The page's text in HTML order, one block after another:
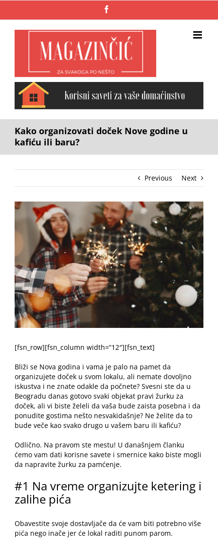
Kako organizovati doček Nove godine u
kafiću ili baru?
Previous Next
View
Larger
[fsn_row][fsn_column width=“12″][fsn_text]
Bliži se Nova godina i vama je palo na pamet da
organizujete doček u svom lokalu, ali nemate dovoljno
iskustva i ne znate odakle da počnete? Svesni ste da u
Beogradu danas gotovo svaki objekat pravi žurku za
doček, ali vi biste želeli da vaša bude zaista posebna i da
ponudite gostima nešto nesvakidašnje? Ne želite da to
bude veče kao svako drugo u vašem baru ili kafiću?
Odlično. Na pravom ste mestu! U današnjem članku
ćemo vam dati korisne savete i smernice kako biste mogli
da napravite žurku za pamćenje.
#1 Na vreme organizujte ketering i
zalihe pića
Obavestite svoje dostavljače da će vam biti potrebno više
pića nego inače jer će lokal raditi punom parom.